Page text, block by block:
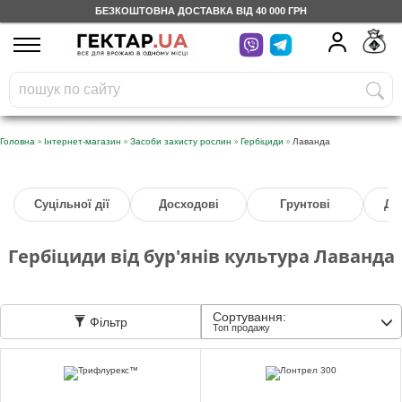
БЕЗКОШТОВНА ДОСТАВКА ВІД 40 000 ГРН
UA
На вашому
бонусному рахунку
грн
Безкоштовно по Україні
Категорії
Щоденник
Доставка
Відгуки
Головна » Інтернет-магазин » Засоби захисту рослин » Гербіциди » Лаванда
Суцільної дії Досходові Грунтові
Гербіциди від бур'янів культура Лаванда
Фільтр Сортування:
Топ продажу